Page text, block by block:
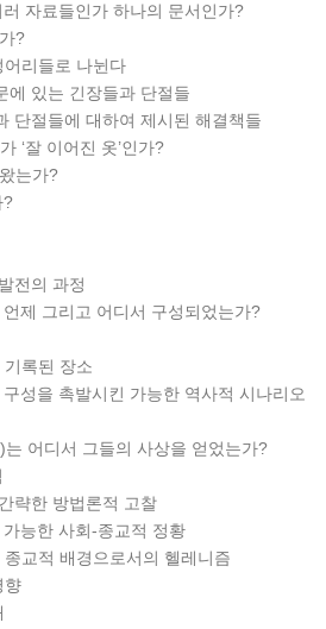
자료들인가 하나의 문서인가?
?
리들로 나뉜다
에 있는 긴장들과 단절들
단절들에 대하여 제시된 해결책들
‘잘 이어진 옷’인가?
는가?
?
전의 과정
제 그리고 어디서 구성되었는가?
록된 장소
성을 촉발시킨 가능한 역사적 시나리오
어디서 그들의 사상을 얻었는가?
략한 방법론적 고찰
능한 사회-종교적 정황
교적 배경으로서의 헬레니즘
향